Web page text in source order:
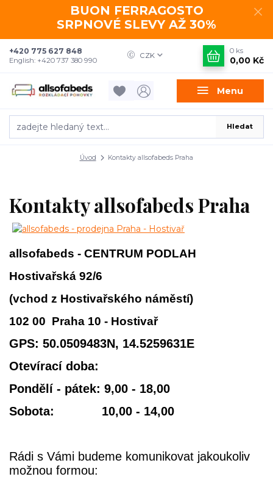
BUON FERRAGOSTO
SRPNOVÉ SLEVY AŽ 30%
Menu
CZK
Hledat
+420 775 627 848
English: +420 737 380 990
0 ks
0,00 Kč
Úvod Kontakty allsofabeds Praha
Kontakty allsofabeds Praha
allsofabeds - CENTRUM PODLAH
Hostivařská 92/6
(vchod z Hostivařského náměstí)
102 00 Praha 10 - Hostivař
GPS: 50.0509483N, 14.5259631E
Otevírací doba:
Pondělí - pátek: 9,00 - 18,00
Sobota: 10,00 - 14,00
Rádi s Vámi budeme komunikovat jakoukoliv
možnou formou: